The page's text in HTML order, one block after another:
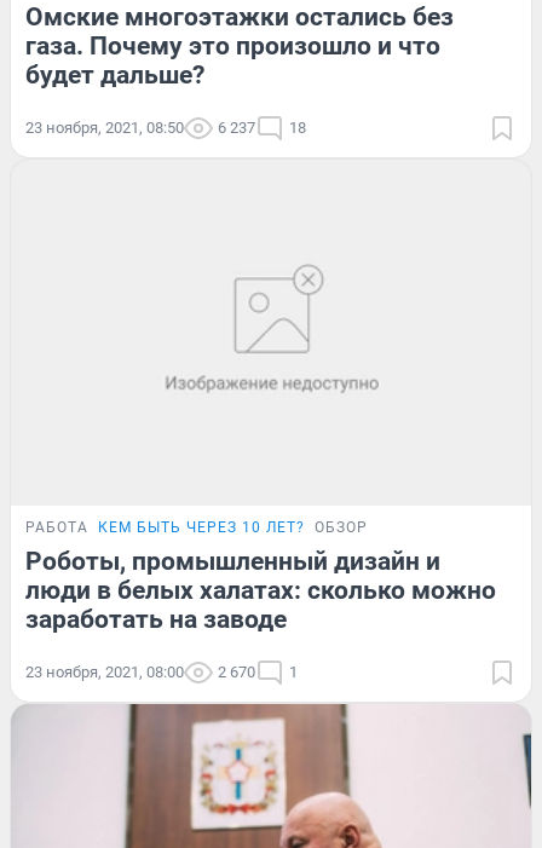
Омские многоэтажки остались без
газа. Почему это произошло и что
будет дальше?
23 ноября, 2021, 08:50 6 237 18
РАБОТА КЕМ БЫТЬ ЧЕРЕЗ 10 ЛЕТ? ОБЗОР
Роботы, промышленный дизайн и
люди в белых халатах: сколько можно
заработать на заводе
23 ноября, 2021, 08:00 2 670 1